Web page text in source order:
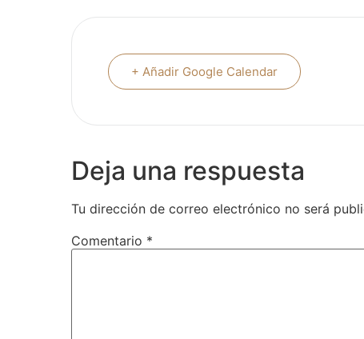
+ Añadir Google Calendar
Deja una respuesta
Tu dirección de correo electrónico no será
Comentario *